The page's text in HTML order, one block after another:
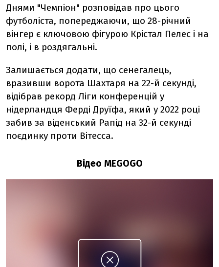
Днями "Чемпіон" розповідав про цього
футболіста, попереджаючи, що 28-річний
вінгер є ключовою фігурою Крістал Пелес і на
полі, і в роздягальні.
Залишається додати, що сенегалець,
вразивши ворота Шахтаря на 22-й секунді,
відібрав рекорд Ліги конференцій у
нідерландця Ферді Друїфа, який у 2022 році
забив за віденський Рапід на 32-й секунді
поєдинку проти Вітесса.
Відео MEGOGO